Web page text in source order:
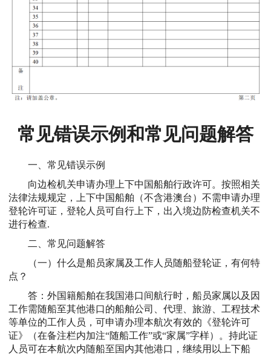
常见错误示例和常见问题解答
一、常见错误示例
向边检机关申请办理上下中国船舶行政许可。按照相关
法律法规规定，上下中国船舶（不含港澳台）不需申请办理
登轮许可证，登轮人员可自行上下，出入境边防检查机关不
进行检查.
二、常见问题解答
（一）什么是船员家属及工作人员随船登轮证，有何特
点？
答：外国籍船舶在我国港口间航行时，船员家属以及因
工作需随船至其他港口的船舶公司、代理、旅游、工程技术
等单位的工作人员，可申请办理本航次有效的《登轮许可
证》（在备注栏内加注“随船工作”或“家属”字样）。持此证
人员可在本航次内随船至国内其他港口，继续用以上下船